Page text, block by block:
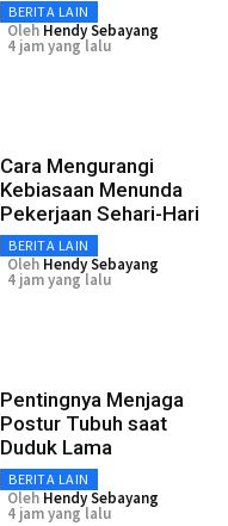
BERITA LAIN
Oleh Hendy Sebayang
4 jam yang lalu
Cara Mengurangi
Kebiasaan Menunda
Pekerjaan Sehari-Hari
BERITA LAIN
Oleh Hendy Sebayang
4 jam yang lalu
Pentingnya Menjaga
Postur Tubuh saat
Duduk Lama
BERITA LAIN
Oleh Hendy Sebayang
4 jam yang lalu